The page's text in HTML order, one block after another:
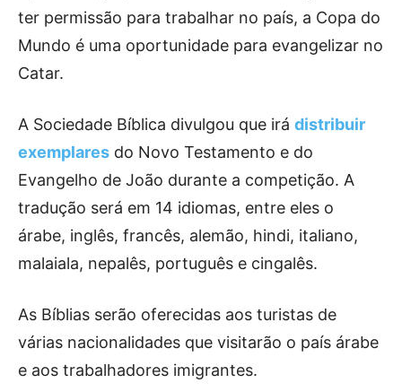
ter permissão para trabalhar no país, a Copa do
Mundo é uma oportunidade para evangelizar no
Catar.
A Sociedade Bíblica divulgou que irá distribuir
exemplares do Novo Testamento e do
Evangelho de João durante a competição. A
tradução será em 14 idiomas, entre eles o
árabe, inglês, francês, alemão, hindi, italiano,
malaiala, nepalês, português e cingalês.
As Bíblias serão oferecidas aos turistas de
várias nacionalidades que visitarão o país árabe
e aos trabalhadores imigrantes.